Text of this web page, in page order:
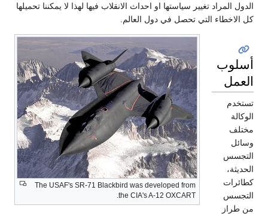
الدول المراد تغيير سياستها او احداث الانقلاب فيها لهذا لا يمكننا تحميلها
كل الاخطاء التي تحصل في دول العالم.
The USAF's SR-71 Blackbird was developed from
the CIA's A-12 OXCART.
أسلوب
العمل
تستخدم
الوكالة
مختلف
وسائل
التجسس
الحديثة،
كطائرات
التجسس
من طراز